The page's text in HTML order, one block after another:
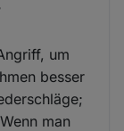
um
besser
man